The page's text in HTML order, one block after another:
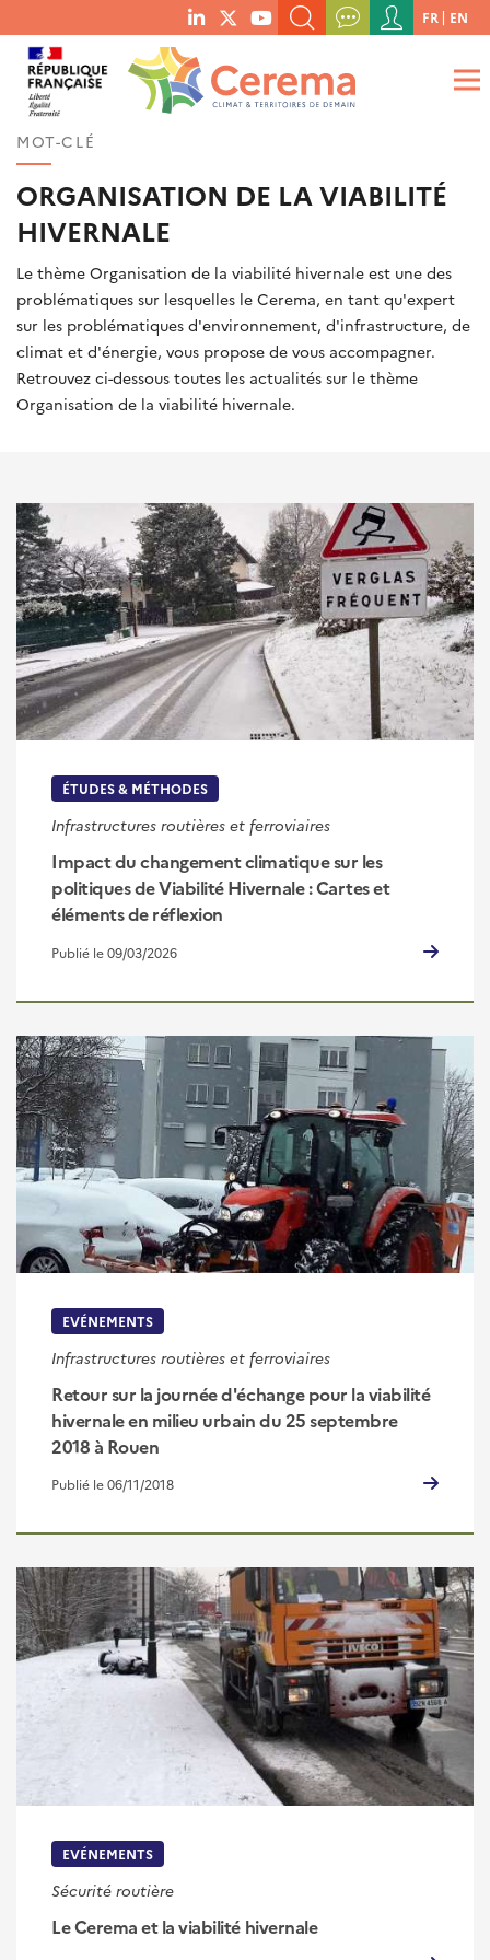
menu
social
links
RECHERCHER UN MOT-CLÉ, UNE PUBLICATION, ETC.
QUE RECHERCHEZ-VOUS ?
Menu
du
compte
de
FR EN
MOT-CLÉ
ORGANISATION DE LA VIABILITÉ
HIVERNALE
Le thème Organisation de la viabilité hivernale est une des
problématiques sur lesquelles le Cerema, en tant qu'expert
sur les problématiques d'environnement, d'infrastructure, de
climat et d'énergie, vous propose de vous accompagner.
Retrouvez ci-dessous toutes les actualités sur le thème
Organisation de la viabilité hivernale.
ÉTUDES & MÉTHODES
Infrastructures routières et ferroviaires
Impact du changement climatique sur les
politiques de Viabilité Hivernale : Cartes et
éléments de réflexion
Publié le 09/03/2026
EVÉNEMENTS
Infrastructures routières et ferroviaires
Retour sur la journée d'échange pour la viabilité
hivernale en milieu urbain du 25 septembre
2018 à Rouen
Publié le 06/11/2018
EVÉNEMENTS
Sécurité routière
Le Cerema et la viabilité hivernale